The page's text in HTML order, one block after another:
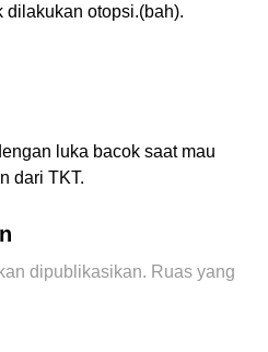
dilakukan otopsi.(bah).
luka bacok saat mau
dari TKT.
dipublikasikan. Ruas yang